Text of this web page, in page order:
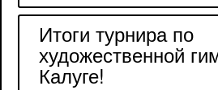
Итоги турнира по
художественной
Калуге!